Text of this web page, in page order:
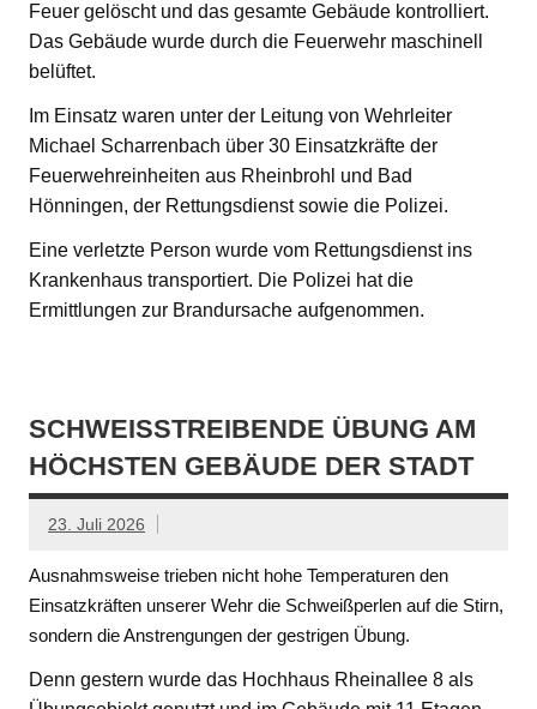
Feuer gelöscht und das gesamte Gebäude kontrolliert.
Das Gebäude wurde durch die Feuerwehr maschinell
belüftet.
Im Einsatz waren unter der Leitung von Wehrleiter
Michael Scharrenbach über 30 Einsatzkräfte der
Feuerwehreinheiten aus Rheinbrohl und Bad
Hönningen, der Rettungsdienst sowie die Polizei.
Eine verletzte Person wurde vom Rettungsdienst ins
Krankenhaus transportiert. Die Polizei hat die
Ermittlungen zur Brandursache aufgenommen.
SCHWEISSTREIBENDE ÜBUNG AM H
ÖCHSTEN GEBÄUDE DER STADT
23. Juli 2026
Ausnahmsweise trieben nicht hohe Temperaturen den
Einsatzkräften unserer Wehr die Schweißperlen auf die Stirn,
sondern die Anstrengungen der gestrigen Übung.
Denn gestern wurde das Hochhaus Rheinallee 8 als